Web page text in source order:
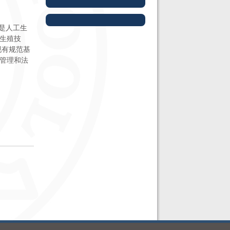
人工生
殖技
规范基
理和法